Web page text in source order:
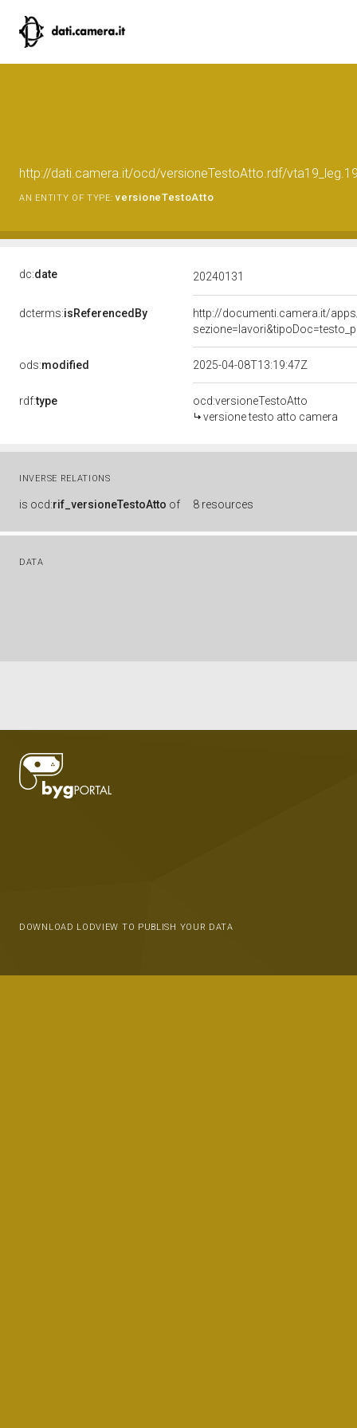
http://dati.camera.it/ocd/versioneTestoAtto.rdf/
AN ENTITY OF TYPE: versioneTestoAtto
dc:date 20240131
dcterms:isReferencedBy
http://documenti.camera.it/
ods:modified 2025-04-08T13:19:47Z
rdf:type
ocd:versioneTestoAtto
versione testo atto camera
INVERSE RELATIONS
is ocd:rif_versioneTestoAtto of 8 resources
DATA
DOWNLOAD LODVIEW TO PUBLISH YOUR DATA